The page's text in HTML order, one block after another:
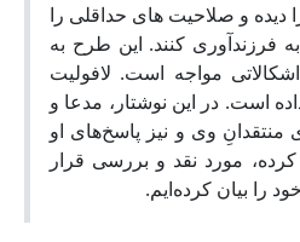
دیده و صلاحیت های حداقلی را
فرزندآوری کنند. این طرح به
مواجه است. لافولیت
است. در این نوشتار، مدعا و
منتقدانِ وی و نیز پاسخ‌های او
مورد نقد و بررسی قرار
را بیان کرده‌ایم.